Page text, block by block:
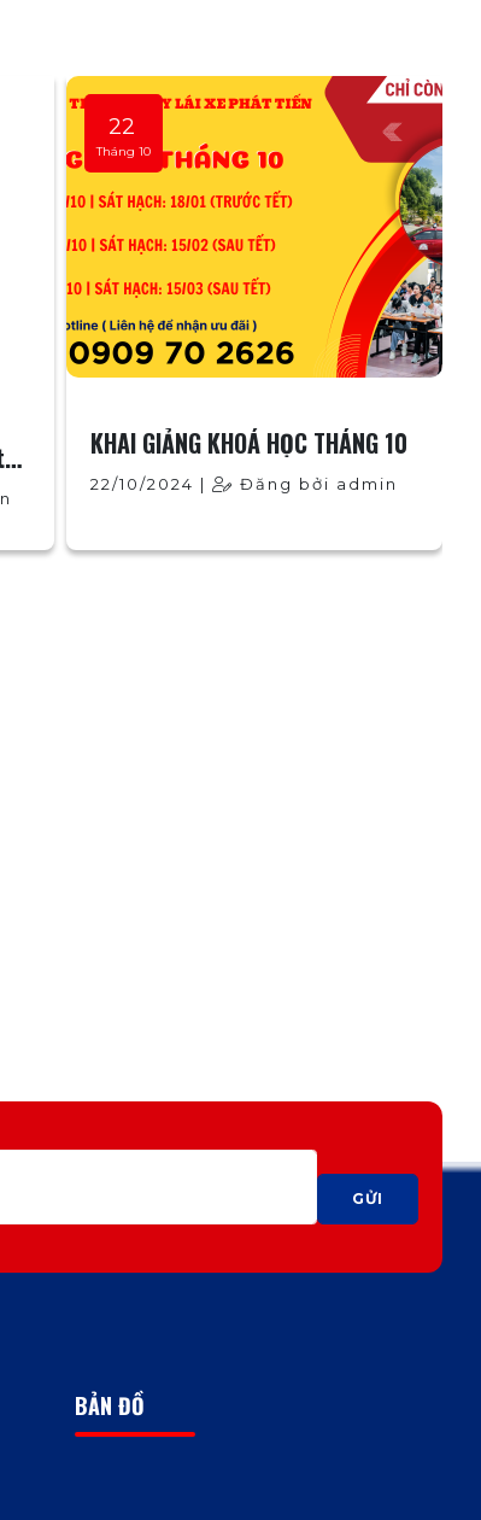
22
Tháng 10
KHAI GIẢNG KHOÁ HỌC THÁNG 10
22/10/2024 | Đăng bởi admin
GỬI
BẢN ĐỒ